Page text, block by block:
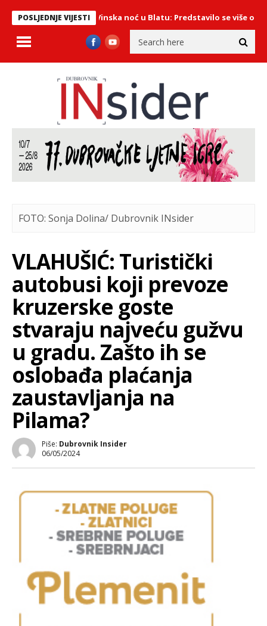
POSLJEDNJE VIJESTI
Održana Vinska noć u Blatu: Predstavilo se više od 50
FOTO: Sonja Dolina/ Dubrovnik INsider
VLAHUŠIĆ: Turistički
autobusi koji prevoze
kruzerske goste
stvaraju najveću gužvu
u gradu. Zašto ih se
oslobađa plaćanja
zaustavljanja na
Pilama?
Piše: Dubrovnik Insider
06/05/2024